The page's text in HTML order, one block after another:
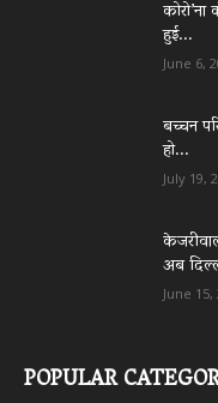
हुई...
June 6,
बच्चन
हो...
July 19,
अब
June 15,
POPULAR